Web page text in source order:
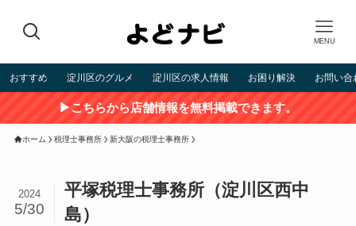
MENU
おすすめ 淀川区のグルメ 淀川区の求人情報 お困り解決 お問い合
▶こちらから店舗情報を無料掲載できます。
ホーム 税理士事務所 新大阪の税理士事務所
平塚税理士事務所（淀川区西中
島）
2024
5/30